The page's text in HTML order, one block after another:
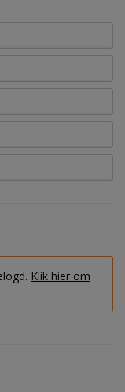
Klik hier om